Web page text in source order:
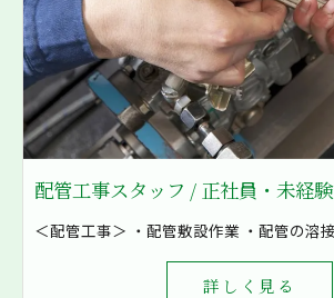
配管工事スタッフ / 正社員・未経験
詳しく見る